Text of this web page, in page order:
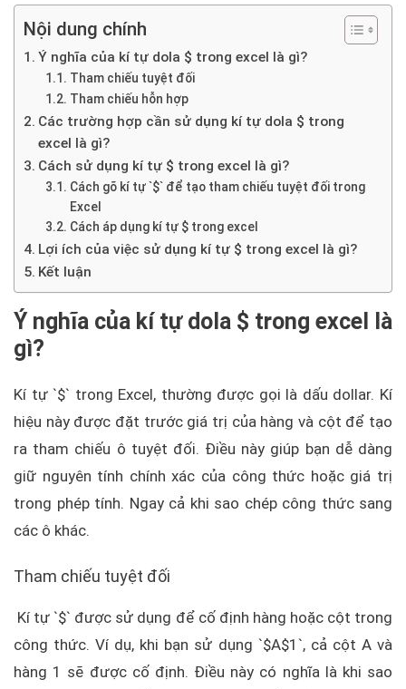
Nội dung chính
Ý nghĩa của kí tự dola $ trong excel là gì?
Tham chiếu tuyệt đối
Tham chiếu hỗn hợp
Các trường hợp cần sử dụng kí tự dola $ trong
excel là gì?
Cách sử dụng kí tự $ trong excel là gì?
Cách gõ kí tự `$` để tạo tham chiếu tuyệt đối trong
Excel
Cách áp dụng kí tự $ trong excel
Lợi ích của việc sử dụng kí tự $ trong excel là gì?
Kết luận
Ý nghĩa của kí tự dola $ trong excel là
gì?
Kí tự `$` trong Excel, thường được gọi là dấu dollar. Kí
hiệu này được đặt trước giá trị của hàng và cột để tạo
ra tham chiếu ô tuyệt đối. Điều này giúp bạn dễ dàng
giữ nguyên tính chính xác của công thức hoặc giá trị
trong phép tính. Ngay cả khi sao chép công thức sang
các ô khác.
Tham chiếu tuyệt đối
Kí tự `$` được sử dụng để cố định hàng hoặc cột trong
công thức. Ví dụ, khi bạn sử dụng `$A$1`, cả cột A và
hàng 1 sẽ được cố định. Điều này có nghĩa là khi sao